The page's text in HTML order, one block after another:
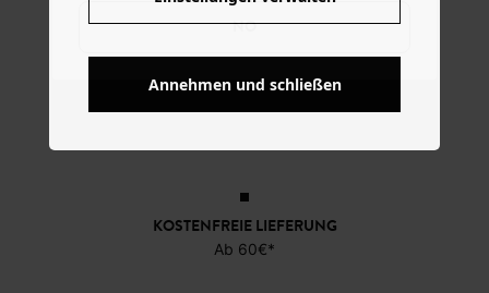
NO
KOSTENFREIE LIEFERUNG
Ab 60€*
Annehmen und schließen